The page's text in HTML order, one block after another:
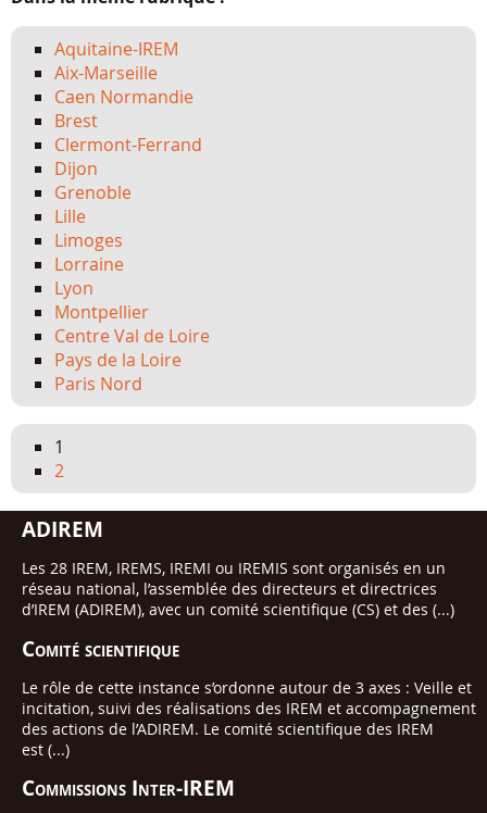
Aquitaine-IREM
Aix-Marseille
Caen Normandie
Brest
Clermont-Ferrand
Dijon
Grenoble
Lille
Limoges
Lorraine
Lyon
Montpellier
Centre Val de Loire
Pays de la Loire
Paris Nord
1
2
ADIREM
Les 28 IREM, IREMS, IREMI ou IREMIS sont organisés en un
réseau national, l’assemblée des directeurs et directrices
d’IREM (ADIREM), avec un comité scientifique (CS) et des (...)
Comité scientifique
Le rôle de cette instance s’ordonne autour de 3 axes : Veille et
incitation, suivi des réalisations des IREM et accompagnement
des actions de l’ADIREM. Le comité scientifique des IREM
est (...)
Commissions Inter-IREM